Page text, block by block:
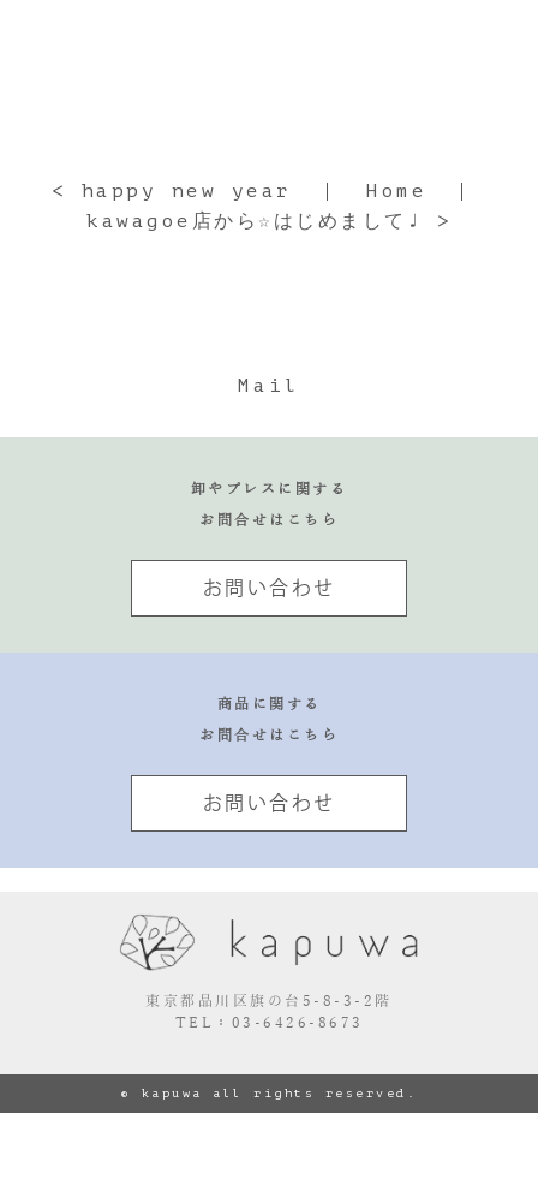
< happy new year
Home
kawagoe店から☆はじめまして♩ >
Mail
卸やプレスに関する
お問合せはこちら
お問い合わせ
商品に関する
お問合せはこちら
お問い合わせ
東京都品川区旗の台5-8-3-2階
TEL：03-6426-8673
© kapuwa all rights reserved.